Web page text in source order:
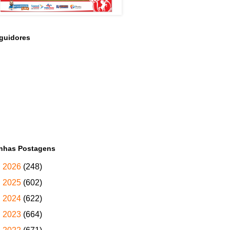
Postagens
2026 (248)
2025 (602)
2024 (622)
2023 (664)